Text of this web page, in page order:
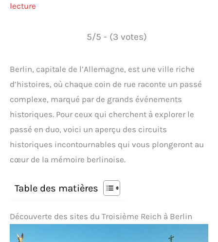
lecture
5/5 - (3 votes)
Berlin, capitale de l’Allemagne, est une ville riche
d’histoires, où chaque coin de rue raconte un passé
complexe, marqué par de grands événements
historiques. Pour ceux qui cherchent à explorer le
passé en duo, voici un aperçu des circuits
historiques incontournables qui vous plongeront au
cœur de la mémoire berlinoise.
Table des matières
Découverte des sites du Troisième Reich à Berlin